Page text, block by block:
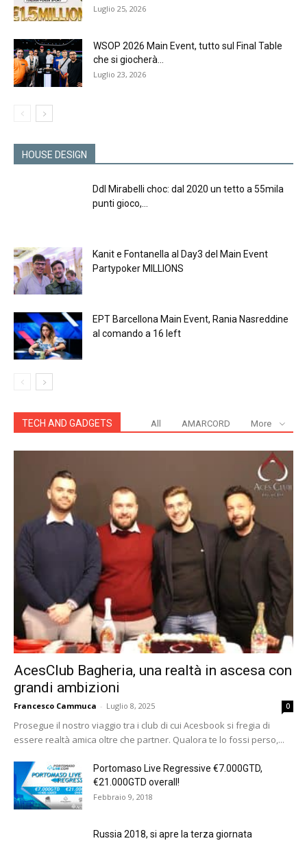
Luglio 25, 2026
WSOP 2026 Main Event, tutto sul Final Table
che si giocherà...
Luglio 23, 2026
HOUSE DESIGN
Ddl Mirabelli choc: dal 2020 un tetto a 55mila
punti gioco,...
Kanit e Fontanella al Day3 del Main Event
Partypoker MILLIONS
EPT Barcellona Main Event, Rania Nasreddine
al comando a 16 left
TECH AND GADGETS All AMARCORD More
AcesClub Bagheria, una realtà in ascesa con
grandi ambizioni
Francesco Cammuca - Luglio 8, 2025 0
Prosegue il nostro viaggio tra i club di cui Acesbook si fregia di
essere realtà amica oltre che partner. Qualora te lo fossi perso,...
Portomaso Live Regressive €7.000GTD,
€21.000GTD overall!
Febbraio 9, 2018
Russia 2018, si apre la terza giornata